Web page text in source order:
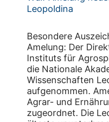
Leopoldina
Besondere
Amelung: Der
Instituts für
die Nationale
Wissenschaften
aufgenommen.
Agrar- und
zugeordnet. Die